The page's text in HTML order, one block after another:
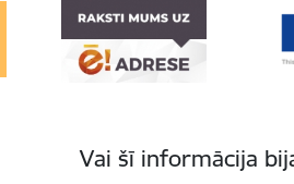
Vai šī informācija